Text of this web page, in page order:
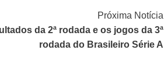
Próxima Notícia
da 2ª rodada e os jogos da 3ª
rodada do Brasileiro Série A